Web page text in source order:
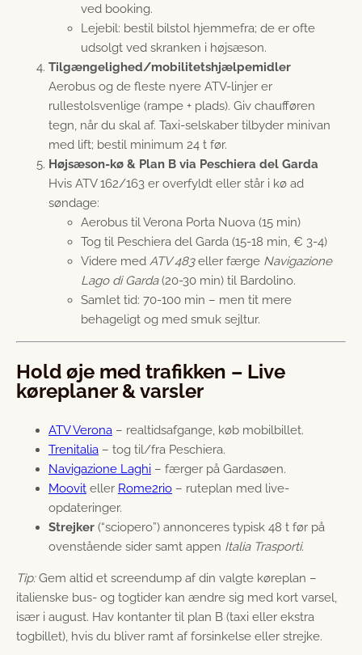
ved booking.
Lejebil: bestil bilstol hjemmefra; de er ofte
udsolgt ved skranken i højsæson.
Tilgængelighed/mobilitetshjælpemidler
Aerobus og de fleste nyere ATV-linjer er
rullestolsvenlige (rampe + plads). Giv chaufføren
tegn, når du skal af. Taxi-selskaber tilbyder minivan
med lift; bestil minimum 24 t før.
Højsæson-kø & Plan B via Peschiera del Garda
Hvis ATV 162/163 er overfyldt eller står i kø ad
søndage:
Aerobus til Verona Porta Nuova (15 min)
Tog til Peschiera del Garda (15-18 min, € 3-4)
Videre med ATV 483eller færge Navigazione
Lago di Garda(20-30 min) til Bardolino.
Samlet tid: 70-100 min – men tit mere
behageligt og med smuk sejltur.
Hold øje med trafikken – Live
køreplaner & varsler
ATV Verona – realtidsafgange, køb mobilbillet.
Trenitalia – tog til/fra Peschiera.
Navigazione Laghi – færger på Gardasøen.
Moovit eller Rome2rio – ruteplan med live-
opdateringer.
Strejker (“sciopero”) annonceres typisk 48 t før på
ovenstående sider samt appen Italia Trasporti.
Tip:Gem altid et screendump af din valgte køreplan –
italienske bus- og togtider kan ændre sig med kort varsel,
især i august. Hav kontanter til plan B (taxi eller ekstra
togbillet), hvis du bliver ramt af forsinkelse eller strejke.